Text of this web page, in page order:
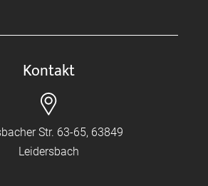
Kontakt
Str. 63-65, 63849
Leidersbach